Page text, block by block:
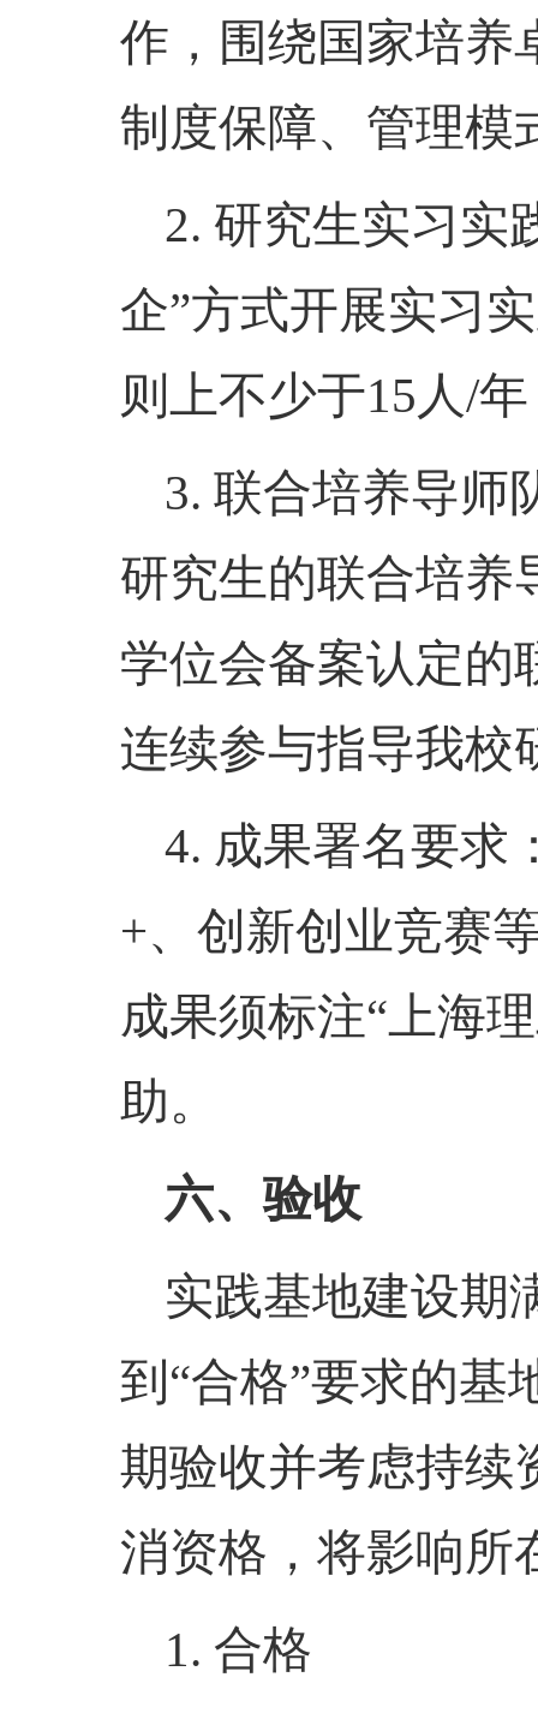
作，围绕国家培养
制度保障、管理模
2. 研究生实习实
企”方式开展实习
则上不少于15人/
3. 联合培养导师
研究生的联合培养
学位会备案认定的
连续参与指导我校
4. 成果署名要求
+、创新创业竞赛
成果须标注“上海
助。
六、验收
实践基地建设期
到“合格”要求的基
期验收并考虑持续
消资格，将影响所
1. 合格